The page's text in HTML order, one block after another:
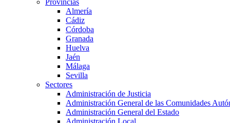
Provincias
Almería
Cádiz
Córdoba
Granada
Huelva
Jaén
Málaga
Sevilla
Sectores
Administración de Justicia
Administración General de las Comunidades
Administración General del Estado